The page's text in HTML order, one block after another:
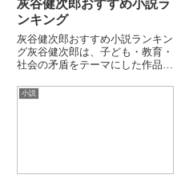
灰谷健次郎おすすめ小説ラ
ンキング
灰谷健次郎おすすめ小説ランキン
グ灰谷健次郎は、子ども・教育・
社会の矛盾をテーマにした作品で
い文体の中に強い社会批評性を持
小説